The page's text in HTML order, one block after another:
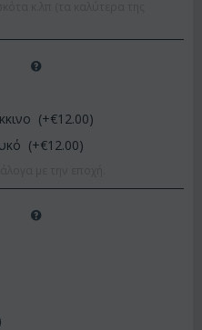
(+€12.00)
(+€12.00)